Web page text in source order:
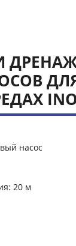
насос
20 м